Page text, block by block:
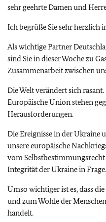
sehr geehrte Damen und
Ich begrüße Sie sehr herzlich
Als wichtige Partner
sind Sie in dieser Woche zu
Zusammenarbeit zwischen
Die Welt verändert sich
Europäische Union stehen
Herausforderungen.
Die Ereignisse in der Ukraine
unsere europäische
vom
Integrität der Ukraine in Frage.
Umso wichtiger ist es, dass
und zum Wohle der
handelt.